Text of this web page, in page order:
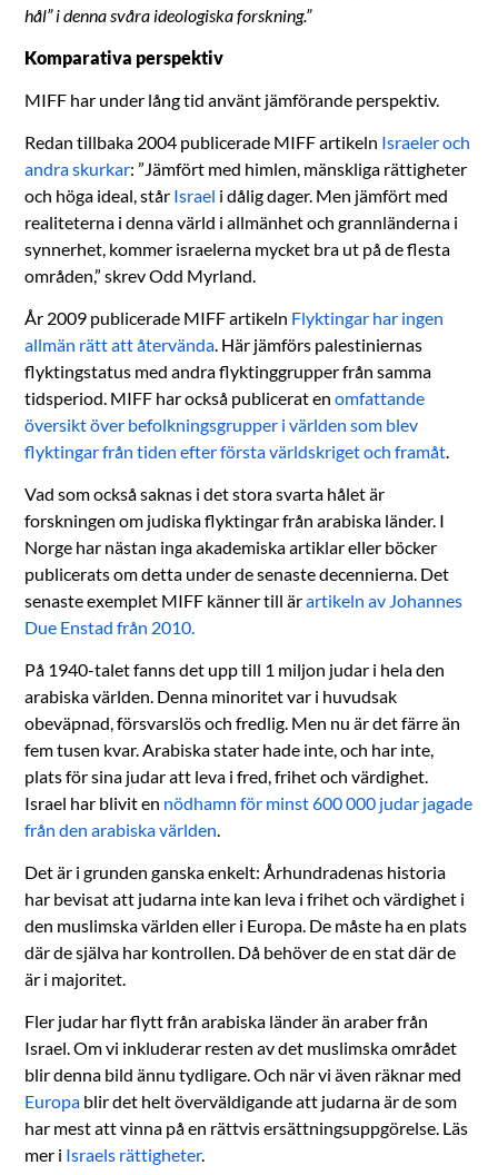
hål” i denna svåra ideologiska forskning.”
Komparativa perspektiv
MIFF har under lång tid använt jämförande perspektiv.
Redan tillbaka 2004 publicerade MIFF artikeln Israeler och
andra skurkar: ”Jämfört med himlen, mänskliga rättigheter
och höga ideal, står Israel i dålig dager. Men jämfört med
realiteterna i denna värld i allmänhet och grannländerna i
synnerhet, kommer israelerna mycket bra ut på de flesta
områden,” skrev Odd Myrland.
År 2009 publicerade MIFF artikeln Flyktingar har ingen
allmän rätt att återvända . Här jämförs palestiniernas
flyktingstatus med andra flyktinggrupper från samma
tidsperiod. MIFF har också publicerat enomfattande
översikt över befolkningsgrupper i världen som blev
flyktingar från tiden efter första världskriget och framåt
Vad som också saknas i det stora svarta hålet är
forskningen om judiska flyktingar från arabiska länder. I
Norge har nästan inga akademiska artiklar eller böcker
publicerats om detta under de senaste decennierna. Det
senaste exemplet MIFF känner till ärartikeln av Johannes
Due Enstad från 2010.
På 1940-talet fanns det upp till 1 miljon judar i hela den
arabiska världen. Denna minoritet var i huvudsak
obeväpnad, försvarslös och fredlig. Men nu är det färre än
fem tusen kvar. Arabiska stater hade inte, och har inte,
plats för sina judar att leva i fred, frihet och värdighet.
Israel har blivit en nödhamn för minst 600 000 judar jagade
från den arabiska världen
Det är i grunden ganska enkelt: Århundradenas historia
har bevisat att judarna inte kan leva i frihet och värdighet i
den muslimska världen eller i Europa. De måste ha en plats
där de själva har kontrollen. Då behöver de en stat där de
är i majoritet.
Fler judar har flytt från arabiska länder än araber från
Israel. Om vi inkluderar resten av det muslimska området
blir denna bild ännu tydligare. Och när vi även räknar med
Europa blir det helt överväldigande att judarna är de som
har mest att vinna på en rättvis ersättningsuppgörelse. Läs
mer i Israels rättigheter.